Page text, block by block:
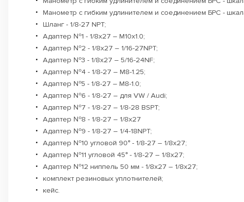
Манометр с гибким удлинителем и соединением БРС -
Шланг - 1/8-27 NPT;
Адаптер №1 - 1/8х27 – M10х1.0;
Адаптер №2 - 1/8х27 – 1/16-27NPT;
Адаптер №3 - 1/8х27 – 5/16-24NF;
Адаптер №4 - 1/8-27 – M8-1.25;
Адаптер №5 - 1/8-27 – M8-1.0;
Адаптер №6 - 1/8-27 – для VW / Audi;
Адаптер №7 - 1/8-27 – 1/8-28 BSPT;
Адаптер №8 - 1/8-27 – 1/8х27
Адаптер №9 - 1/8-27 – 1/4-18NPT;
Адаптер №10 угловой 90° - 1/8-27 – 1/8х27;
Адаптер №11 угловой 45° - 1/8-27 – 1/8х27;
Адаптер №12 ниппель 50 мм - 1/8х27 – 1/8х27;
комплект резиновых уплотнителей;
кейс.